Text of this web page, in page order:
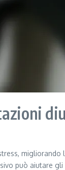
può aiutare